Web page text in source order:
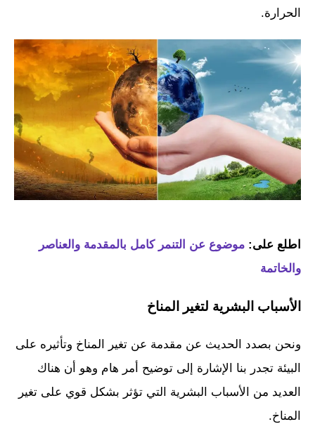
الحرارة.
اطلع على: موضوع عن التنمر كامل بالمقدمة والعناصر
والخاتمة
الأسباب البشرية لتغير المناخ
ونحن بصدد الحديث عن مقدمة عن تغير المناخ وتأثيره على
البيئة تجدر بنا الإشارة إلى توضيح أمر هام وهو أن هناك
العديد من الأسباب البشرية التي تؤثر بشكل قوي على تغير
المناخ.